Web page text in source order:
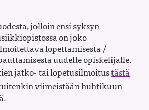
jolloin ensi syksyn
on joko
lopettamisesta /
uudelle opiskelijalle.
jatko- tai lopetusilmoitustästä
viimeistään huhtikuun